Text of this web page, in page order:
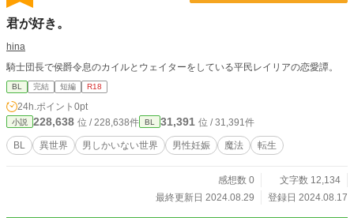
君が好き。
hina
騎士団長で侯爵令息のカイルとウェイターをしている平民レイリアの恋愛譚。
BL 完結 短編 R18
24h.ポイント 0pt
小説 228,638 位 / 228,638件 BL 31,391 位 / 31,391件
BL 異世界 男しかいない世界 男性妊娠 魔法 転生
感想数 0
文字数 12,134
最終更新日 2024.08.29
登録日 2024.08.17